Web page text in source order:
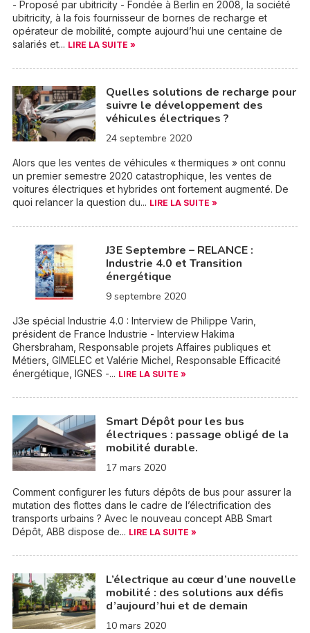
- Proposé par ubitricity - Fondée à Berlin en 2008, la société
ubitricity, à la fois fournisseur de bornes de recharge et
opérateur de mobilité, compte aujourd’hui une centaine de
salariés et... LIRE LA SUITE »
Quelles solutions de recharge pour
suivre le développement des
véhicules électriques ?
24 septembre 2020
Alors que les ventes de véhicules « thermiques » ont connu
un premier semestre 2020 catastrophique, les ventes de
voitures électriques et hybrides ont fortement augmenté. De
quoi relancer la question du... LIRE LA SUITE »
J3E Septembre – RELANCE :
Industrie 4.0 et Transition
énergétique
9 septembre 2020
J3e spécial Industrie 4.0 : Interview de Philippe Varin,
président de France Industrie - Interview Hakima
Ghersbraham, Responsable projets Affaires publiques et
Métiers, GIMELEC et Valérie Michel, Responsable Efficacité
énergétique, IGNES -... LIRE LA SUITE »
Smart Dépôt pour les bus
électriques : passage obligé de la
mobilité durable.
17 mars 2020
Comment configurer les futurs dépôts de bus pour assurer la
mutation des flottes dans le cadre de l’électrification des
transports urbains ? Avec le nouveau concept ABB Smart
Dépôt, ABB dispose de... LIRE LA SUITE »
L’électrique au cœur d’une nouvelle
mobilité : des solutions aux défis
d’aujourd’hui et de demain
10 mars 2020